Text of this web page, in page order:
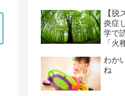
【脱
炎症
学で
「火
わか
ね